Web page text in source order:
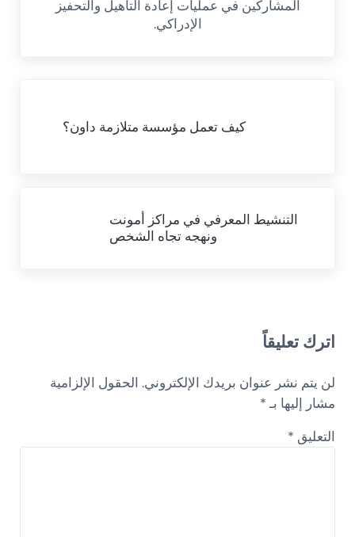
المشاركين في عمليات إعادة التأهيل والتحفيز
الإدراكي.
كيف تعمل مؤسسة متلازمة داون؟
التنشيط المعرفي في مراكز أمونت
ونهجه تجاه الشخص
اترك تعليقاً
لن يتم نشر عنوان بريدك الإلكتروني. الحقول الإلزامية
مشار إليها بـ*
التعليق *